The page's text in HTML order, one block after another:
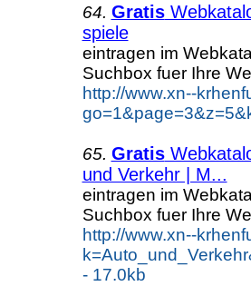
64. Gratis
spiele
eintragen im
Suchbox fuer Ihre
http://www.xn--
65. Gratis
und Verkehr | M...
eintragen im
Suchbox fuer Ihre
http://www.xn--
- 17.0kb